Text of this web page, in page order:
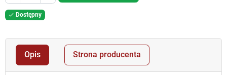
 Dostępny
Opis Strona producenta